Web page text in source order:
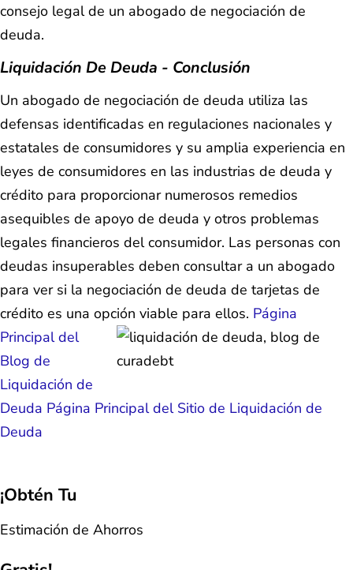
consejo legal de un abogado de negociación de
deuda.
Liquidación De Deuda - Conclusión
Un abogado de negociación de deuda utiliza las
defensas identificadas en regulaciones nacionales y
estatales de consumidores y su amplia experiencia en
leyes de consumidores en las industrias de deuda y
crédito para proporcionar numerosos remedios
asequibles de apoyo de deuda y otros problemas
legales financieros del consumidor. Las personas con
deudas insuperables deben consultar a un abogado
para ver si la negociación de deuda de tarjetas de
crédito es una opción viable para ellos. Página
Principal del
Blog de
Liquidación de
Deuda Página Principal del Sitio de Liquidación de
Deuda
¡Obtén Tu
Estimación de Ahorros